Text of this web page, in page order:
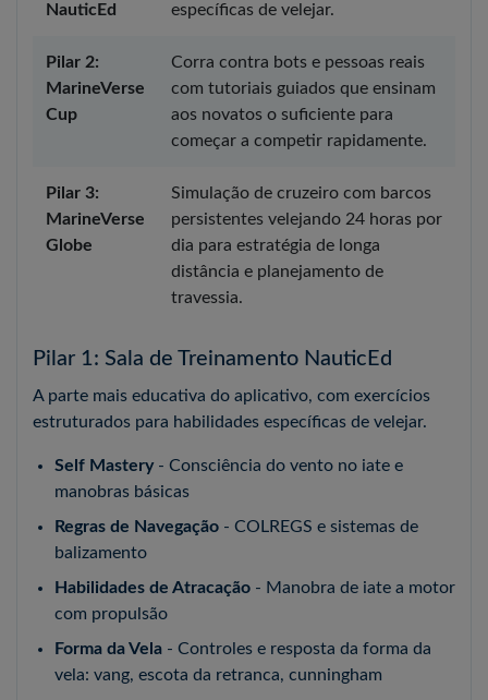
NauticEd
específicas de velejar.
Pilar 2:
MarineVerse
Cup
Corra contra bots e pessoas reais
com tutoriais guiados que ensinam
aos novatos o suficiente para
começar a competir rapidamente.
Pilar 3:
MarineVerse
Globe
Simulação de cruzeiro com barcos
persistentes velejando 24 horas por
dia para estratégia de longa
distância e planejamento de
travessia.
Pilar 1: Sala de Treinamento NauticEd
A parte mais educativa do aplicativo, com exercícios
estruturados para habilidades específicas de velejar.
Self Mastery- Consciência do vento no iate e
manobras básicas
Regras de Navegação - COLREGS e sistemas de
balizamento
Habilidades de Atracação - Manobra de iate a motor
com propulsão
Forma da Vela - Controles e resposta da forma da
vela: vang, escota da retranca, cunningham